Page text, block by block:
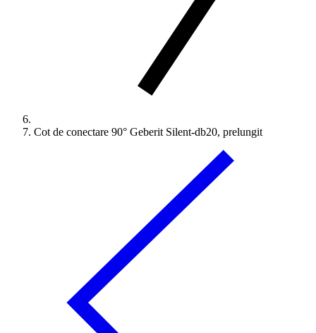
Cot de conectare 90° Geberit Silent-db20, prelungit